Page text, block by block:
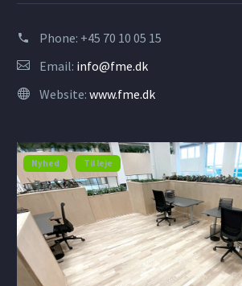
Phone: +45 70 10 05 15
Email: info@fme.dk
Website: www.fme.dk
Nyhed Til leje